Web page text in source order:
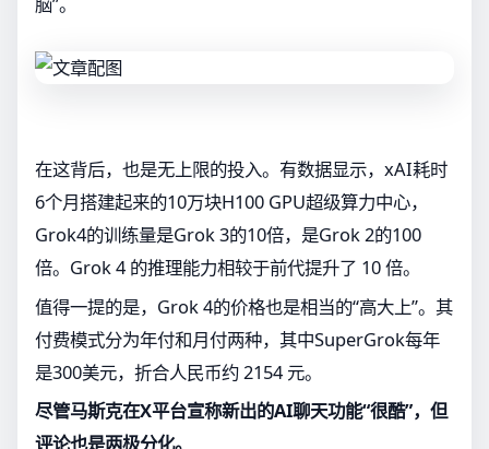
在这背后，也是无上限的投入。有数据显示，xAI耗时
6个月搭建起来的10万块H100 GPU超级算力中心，
Grok4的训练量是Grok 3的10倍，是Grok 2的100
倍。Grok 4 的推理能力相较于前代提升了 10 倍。
值得一提的是，Grok 4的价格也是相当的“高大上”。其
付费模式分为年付和月付两种，其中SuperGrok每年
是300美元，折合人民币约 2154 元。
尽管马斯克在X平台宣称新出的AI聊天功能“很酷”，但
评论也是两极分化。